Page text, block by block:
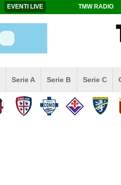
EVENTI LIVE TMW RADIO
Serie A Serie B Serie C